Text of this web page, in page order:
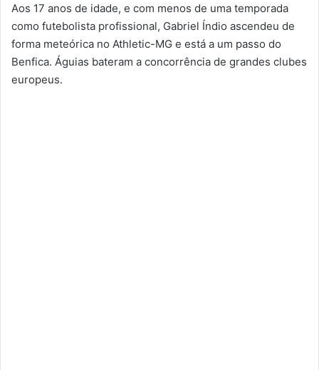
Aos 17 anos de idade, e com menos de uma temporada
como futebolista profissional, Gabriel Índio ascendeu de
forma meteórica no Athletic-MG e está a um passo do
Benfica. Águias bateram a concorrência de grandes clubes
europeus.